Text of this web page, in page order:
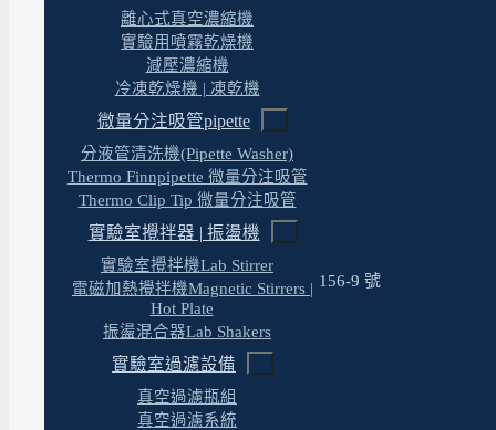
離心式真空濃縮機
實驗用噴霧乾燥機
減壓濃縮機
冷凍乾燥機 | 凍乾機
微量分注吸管pipette
分液管清洗機(Pipette Washer)
Thermo Finnpipette 微量分注吸管
Thermo Clip Tip 微量分注吸管
實驗室攪拌器 | 振盪機
實驗室攪拌機Lab Stirrer
電磁加熱攪拌機Magnetic Stirrers |
Hot Plate
振盪混合器Lab Shakers
實驗室過濾設備
真空過濾瓶組
真空過濾系統
直接聯繫
電話 / 傳真
市話：04-2243-9623
傳真：04-2243-0827
client@yt-technology.com
yuantuotech1@gmail.com
官方 LINE
@469mcfzt（點此加好友）
地址
40669 台中市北屯區松竹路二段 156-9 號
週一–週五 08:30–17:30
國定假日緊急事務亦可聯繫
23688044